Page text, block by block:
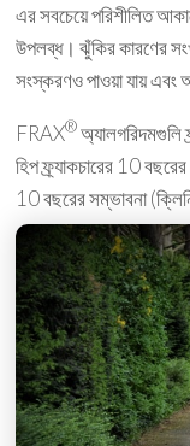
এর সবচেয়ে পরিশীলিত
উপলব্ধ। ঝুঁকির কারণের
সংস্করণও পাওয়া যায় এবং
FRAX®অ্যালগরিদমগুলি
হিপ ফ্র্যাকচারের 10
10 বছরের সম্ভাবনা